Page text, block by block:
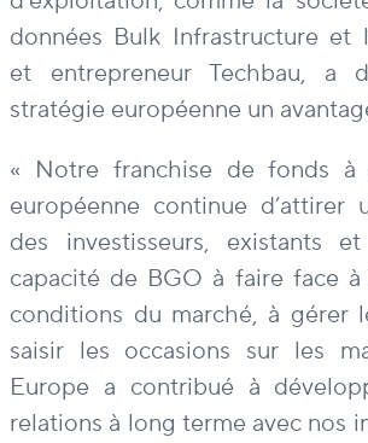
données Bulk Infrastructure et
et entrepreneur Techbau, a
stratégie européenne un
« Notre franchise de fonds à
européenne continue d’attirer
des investisseurs, existants
capacité de BGO à faire face à
conditions du marché, à gérer
saisir les occasions sur les
Europe a contribué à
relations à long terme avec nos